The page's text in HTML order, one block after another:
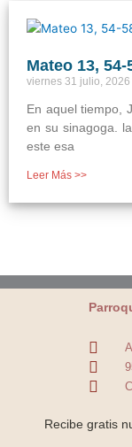
Mateo 13, 54-
viernes 31 julio, 2026
En aquel tiempo,
en su sinagoga.
este esa
Leer Más >>
Recibe gratis